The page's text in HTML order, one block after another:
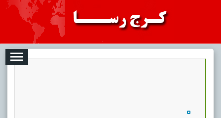
تبلیغات درباره ما ارتباط با ما